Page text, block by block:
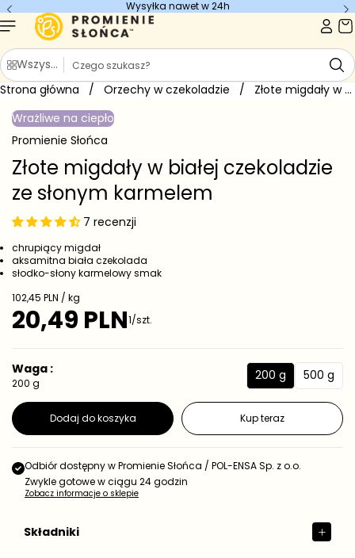
treści
Wysyłka nawet w 24h
Wszystkie kategorie
S
z
u
a
j
Strona główna / Orzechy w czekoladzie / Złote migdały w białej czekoladzie...
Przejdź do
o
produkcie
Wrażliwe na ciepło
Promienie Słońca
Złote migdały w białej czekoladzie
ze słonym karmelem
7 recenzji
chrupiący migdał
aksamitna biała czekolada
słodko-słony karmelowy smak
C
e
n
j
d
n
s
t
o
w
a
102,45 PLN / kg
C
n
a
r
g
u
r
20,49 PLN1/szt.
Waga :
200 g
2
0
0
g
200 g
5
0
g
500 g
Dodaj do koszyka Kup teraz
Odbiór dostępny wPromienie Słońca / POL-ENSA Sp. z o.o.
Zwykle gotowe w ciągu 24 godzin
Zobacz informacje o sklepie
Składniki